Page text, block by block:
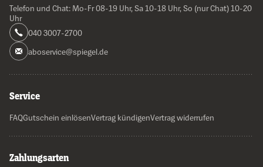
Telefon und Chat: Mo-Fr 08-19 Uhr, Sa 10-18 Uhr, So (nur Chat) 10-20
Uhr
040 3007-2700
aboservice@spiegel.de
Service
FAQGutschein einlösenVertrag kündigenVertrag widerrufen
Zahlungsarten